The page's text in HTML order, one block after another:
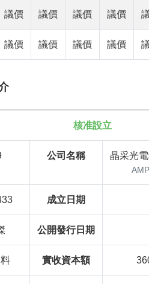
議價 議價 議價 議價 議
議價 議價 議價 議價 議
核准設立
公司名稱 晶采光電
成立日期
公開發行日期
實收資本額